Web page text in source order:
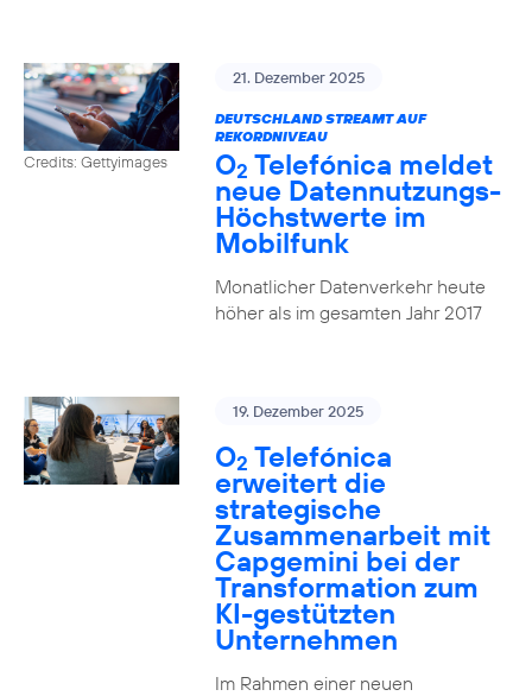
Credits: Gettyimages
21. Dezember 2025
DEUTSCHLAND STREAMT AUF
REKORDNIVEAU
O2 Telefónica meldet
neue Datennutzungs-
Höchstwerte im
Mobilfunk
Monatlicher Datenverkehr heute
höher als im gesamten Jahr 2017
19. Dezember 2025
O2 Telefónica
erweitert die
strategische
Zusammenarbeit mit
Capgemini bei der
Transformation zum
KI-gestützten
Unternehmen
Im Rahmen einer neuen